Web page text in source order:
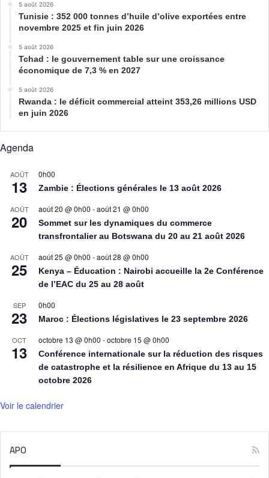
5 août 2026
Tunisie : 352 000 tonnes d’huile d’olive exportées entre
novembre 2025 et fin juin 2026
5 août 2026
Tchad : le gouvernement table sur une croissance
économique de 7,3 % en 2027
5 août 2026
Rwanda : le déficit commercial atteint 353,26 millions USD
en juin 2026
Agenda
AOÛT
13
0h00
Zambie : Élections générales le 13 août 2026
AOÛT
20
août 20 @ 0h00 -août 21 @ 0h00
Sommet sur les dynamiques du commerce
transfrontalier au Botswana du 20 au 21 août 2026
AOÛT
25
août 25 @ 0h00 -août 28 @ 0h00
Kenya – Éducation : Nairobi accueille la 2e Conférence
de l’EAC du 25 au 28 août
SEP
23
0h00
Maroc : Élections législatives le 23 septembre 2026
OCT
13
octobre 13 @ 0h00 -octobre 15 @ 0h00
Conférence internationale sur la réduction des risques
de catastrophe et la résilience en Afrique du 13 au 15
octobre 2026
Voir le calendrier
APO